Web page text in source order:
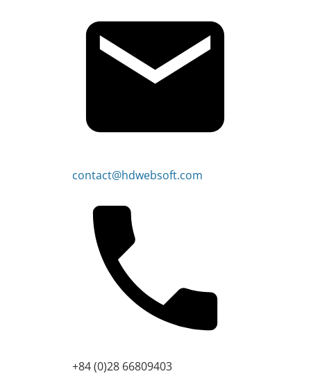
contact@hdwebsoft.com
+84 (0)28 66809403